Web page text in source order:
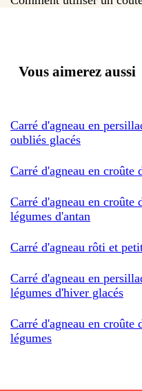
Vous aimerez aussi
Carré d'agneau en
oubliés glacés
Carré d'agneau en croûte
Carré d'agneau en croûte
légumes d'antan
Carré d'agneau rôti et
Carré d'agneau en
légumes d'hiver glacés
Carré d'agneau en croûte
légumes